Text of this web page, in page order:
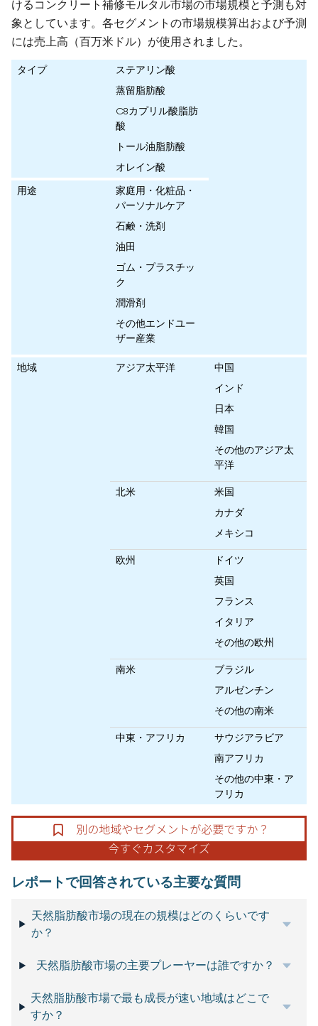
けるコンクリート補修モルタル市場の市場規模と予測も対
象としています。各セグメントの市場規模算出および予測
には売上高（百万米ドル）が使用されました。
タイプ
ステアリン酸
蒸留脂肪酸
C8カプリル酸脂肪
酸
トール油脂肪酸
オレイン酸
用途
家庭用・化粧品・
パーソナルケア
石鹸・洗剤
油田
ゴム・プラスチッ
ク
潤滑剤
その他エンドユー
ザー産業
地域 アジア太平洋
中国
インド
日本
韓国
その他のアジア太
平洋
北米
米国
カナダ
メキシコ
欧州
ドイツ
英国
フランス
イタリア
その他の欧州
南米
ブラジル
アルゼンチン
その他の南米
中東・アフリカ
サウジアラビア
南アフリカ
その他の中東・ア
フリカ
レポートで回答されている主要な質問
天然脂肪酸市場の現在の規模はどのくらいです
か？
天然脂肪酸市場の主要プレーヤーは誰ですか？
天然脂肪酸市場で最も成長が速い地域はどこで
すか？